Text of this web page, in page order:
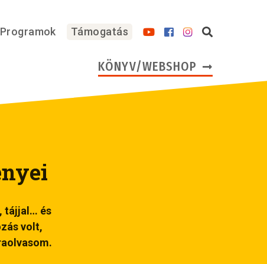
Programok Támogatás
KÖNYV/WEBSHOP
tájjal… és
volt,